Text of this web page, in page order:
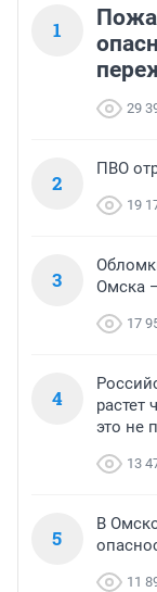
1
29
2
ПВО
19
3
Омска
17
4
растет
это не
13
5
В
11